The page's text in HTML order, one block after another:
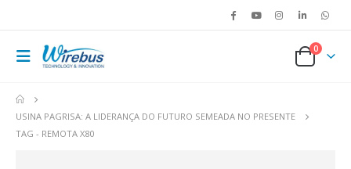
0
USINA PAGRISA: A LIDERANÇA DO FUTURO SEMEADA NO PRESENTE
TAG - REMOTA X80